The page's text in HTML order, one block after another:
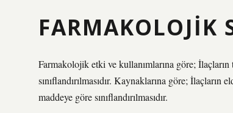
FARMAKOLOJIK
Farmakolojik etki ve kullanımlarına göre;
sınıflandırılmasıdır. Kaynaklarına göre;
maddeye göre sınıflandırılmasıdır.